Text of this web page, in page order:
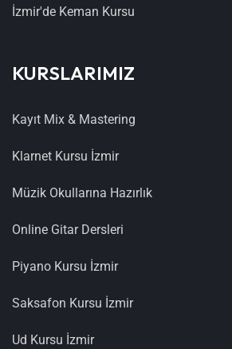
İzmir'de Keman Kursu
KURSLARIMIZ
Kayıt Mix & Mastering
Klarnet Kursu İzmir
Müzik Okullarına Hazırlık
Online Gitar Dersleri
Piyano Kursu İzmir
Saksafon Kursu İzmir
Ud Kursu İzmir